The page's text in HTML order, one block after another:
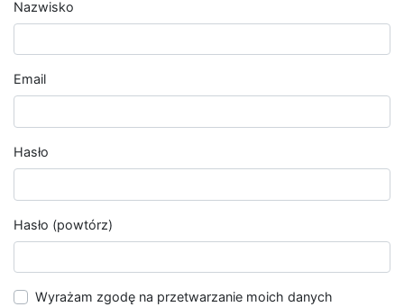
Nazwisko
Email
Hasło
Hasło (powtórz)
Wyrażam zgodę na przetwarzanie moich danych